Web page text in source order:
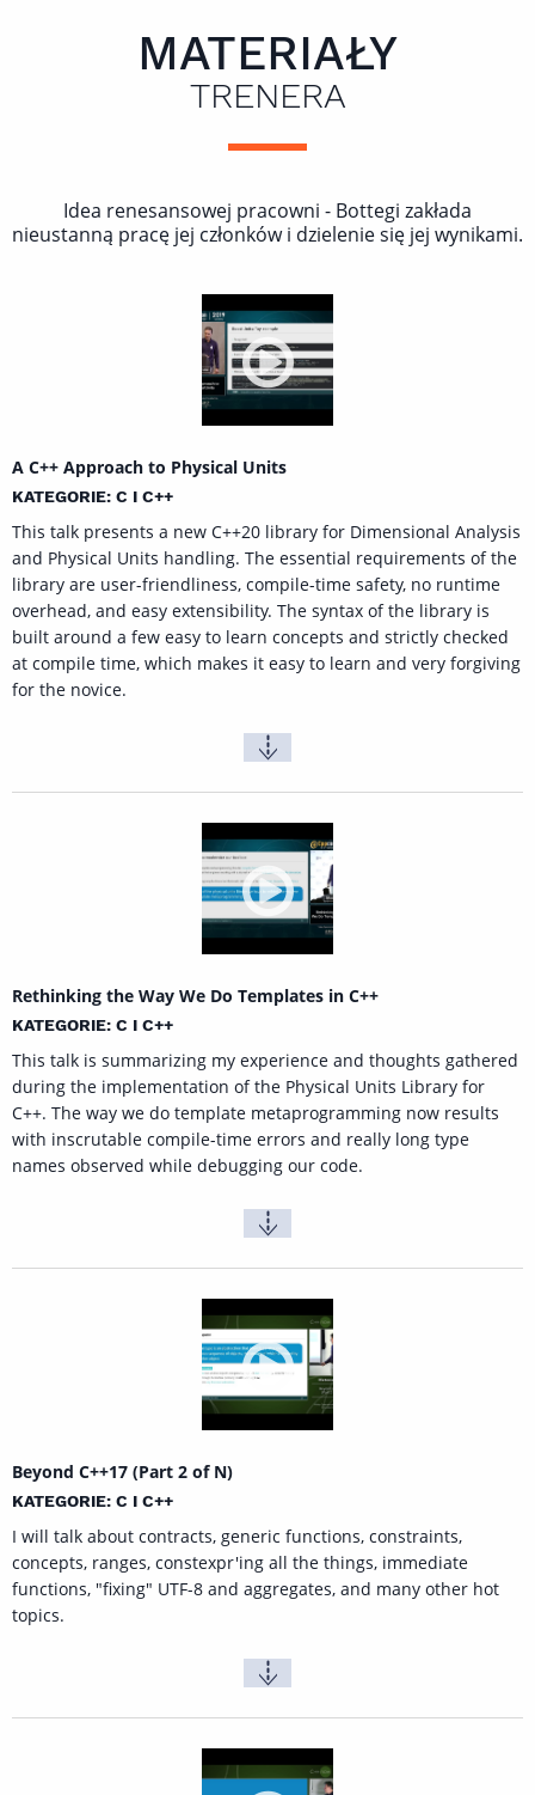
MATERIAŁY
TRENERA
Idea renesansowej pracowni - Bottegi zakłada
nieustanną pracę jej członków i dzielenie się jej wynikami.
A C++ Approach to Physical Units
KATEGORIE: C I C++
This talk presents a new C++20 library for Dimensional Analysis
and Physical Units handling. The essential requirements of the
library are user-friendliness, compile-time safety, no runtime
overhead, and easy extensibility. The syntax of the library is
built around a few easy to learn concepts and strictly checked
at compile time, which makes it easy to learn and very forgiving
for the novice.
Rethinking the Way We Do Templates in C++
KATEGORIE: C I C++
This talk is summarizing my experience and thoughts gathered
during the implementation of the Physical Units Library for
C++. The way we do template metaprogramming now results
with inscrutable compile-time errors and really long type
names observed while debugging our code.
Beyond C++17 (Part 2 of N)
KATEGORIE: C I C++
I will talk about contracts, generic functions, constraints,
concepts, ranges, constexpr'ing all the things, immediate
functions, "fixing" UTF-8 and aggregates, and many other hot
topics.